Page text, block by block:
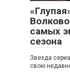
самых
сезона
Звезда
свою